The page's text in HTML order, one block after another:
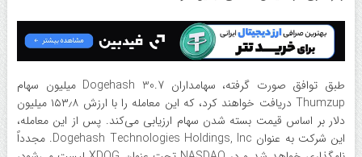
طبق توافق صورت گرفته، سهامداران Dogehash 30.7 میلیون سهام
Thumzup دریافت خواهند کرد، که این معامله را با ارزش ۱۵۳٫۸ میلیون
دلار بر اساس قیمت بسته شدن سهام ارزیابی می‌کند. پس از این معامله،
این شرکت به عنوان Dogehash Technologies Holdings, Inc. مجدداً